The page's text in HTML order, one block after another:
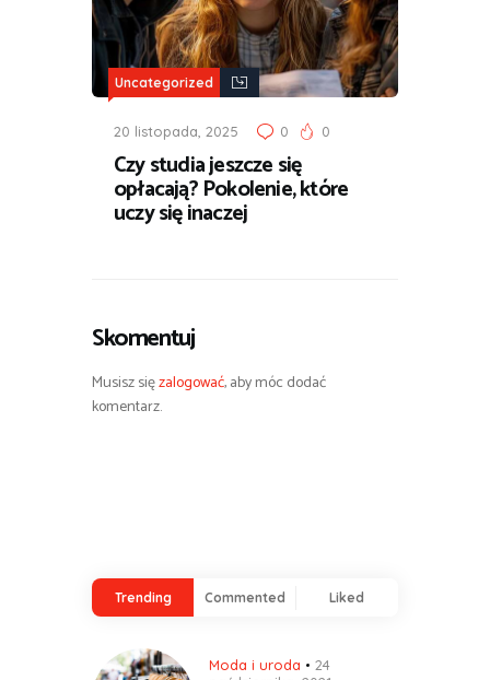
Uncategorized
20 listopada, 2025 0 0
Czy studia jeszcze się
opłacają? Pokolenie, które
uczy się inaczej
Skomentuj
Musisz sięzalogować, aby móc dodać
komentarz.
Trending Commented Liked
Moda i uroda
24